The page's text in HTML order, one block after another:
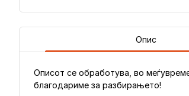
Опис
Описот се обработува, во
благодариме за разбирањето!